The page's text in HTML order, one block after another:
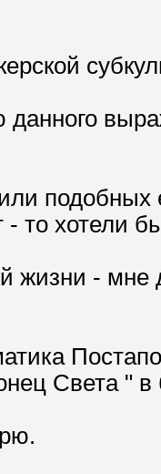
подобных
- то хотели
жизни - мне
Света "